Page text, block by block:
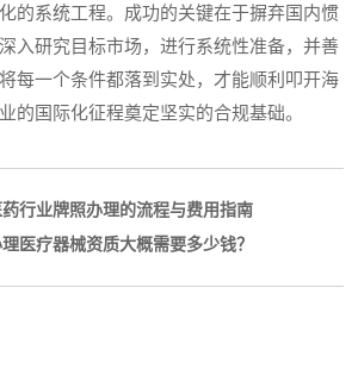
的系统工程。成功的关键在于摒弃国内惯
入研究目标市场，进行系统性准备，并善
每一个条件都落到实处，才能顺利叩开海
的国际化征程奠定坚实的合规基础。
行业牌照办理的流程与费用指南
医疗器械资质大概需要多少钱？